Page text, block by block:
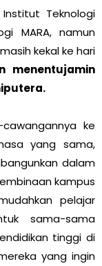
Institut Teknologi
MARA, namun
kekal ke hari
menentujamin
ke
yang sama,
dalam
kampus
pelajar
sama-sama
tinggi di
yang ingin